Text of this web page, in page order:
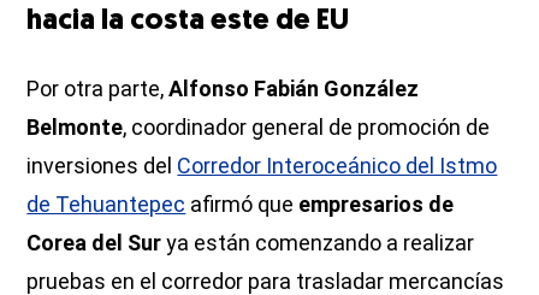
hacia la costa este de EU
Por otra parte,Alfonso Fabián González
Belmonte, coordinador general de promoción de
inversiones del Corredor Interoceánico del Istmo
de Tehuantepec afirmó que empresarios de
Corea del Surya están comenzando a realizar
pruebas en el corredor para trasladar mercancías